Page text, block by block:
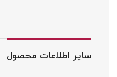
سایر اطلاعات محصول